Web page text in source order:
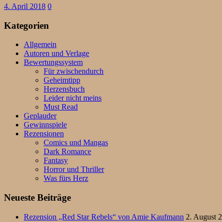
4. April 2018 0
Kategorien
Allgemein
Autoren und Verlage
Bewertungssystem
Für zwischendurch
Geheimtipp
Herzensbuch
Leider nicht meins
Must Read
Geplauder
Gewinnspiele
Rezensionen
Comics und Mangas
Dark Romance
Fantasy
Horror und Thriller
Was fürs Herz
Neueste Beiträge
Rezension „Red Star Rebels“ von Amie Kaufmann 2. August